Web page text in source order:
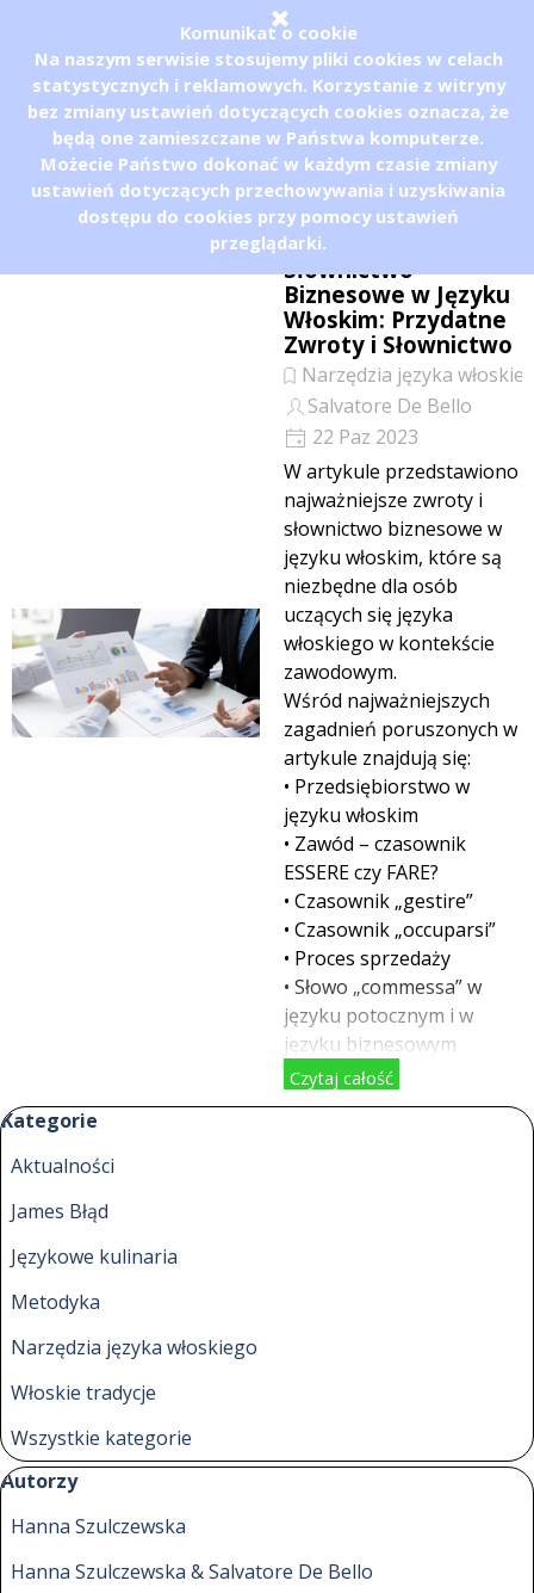
Komunikat o cookie
Na naszym serwisie stosujemy pliki cookies w celach
statystycznych i reklamowych. Korzystanie z witryny
bez zmiany ustawień dotyczących cookies oznacza, że
będą one zamieszczane w Państwa komputerze.
Możecie Państwo dokonać w każdym czasie zmiany
ustawień dotyczących przechowywania i uzyskiwania
dostępu do cookies przy pomocy ustawień
przeglądarki.
Słownictwo
Biznesowe w Języku
Włoskim: Przydatne
Zwroty i Słownictwo
Narzędzia języka
Salvatore De Bello
22 Paz 2023
W artykule przedstawiono
najważniejsze zwroty i
słownictwo biznesowe w
języku włoskim, które są
niezbędne dla osób
uczących się języka
włoskiego w kontekście
zawodowym.
Wśród najważniejszych
zagadnień poruszonych w
artykule znajdują się:
• Przedsiębiorstwo w
języku włoskim
• Zawód – czasownik
ESSERE czy FARE?
• Czasownik „gestire”
• Czasownik „occuparsi”
• Proces sprzedaży
• Słowo „commessa” w
języku potocznym i w
języku biznesowym
Czytaj całość
Pomiń blok Kategorie
Kategorie
Aktualności
James Błąd
Językowe kulinaria
Metodyka
Narzędzia języka włoskiego
Włoskie tradycje
Wszystkie kategorie
Pomiń blok Autorzy
Autorzy
Hanna Szulczewska
Hanna Szulczewska & Salvatore De Bello